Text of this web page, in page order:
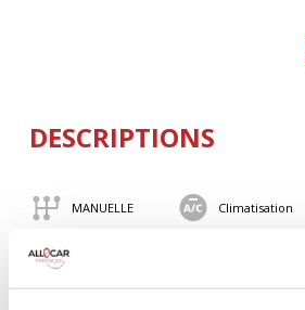
DESCRIPTIONS
MANUELLE Climatisation
BLUETOOTH
Valise